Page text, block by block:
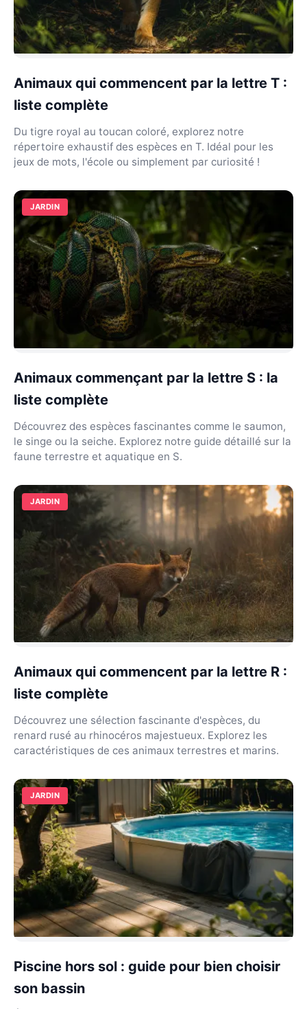
Animaux qui commencent par la lettre T :
liste complète
Du tigre royal au toucan coloré, explorez notre
répertoire exhaustif des espèces en T. Idéal pour les
jeux de mots, l'école ou simplement par curiosité !
JARDIN
Animaux commençant par la lettre S : la
liste complète
Découvrez des espèces fascinantes comme le saumon,
le singe ou la seiche. Explorez notre guide détaillé sur la
faune terrestre et aquatique en S.
JARDIN
Animaux qui commencent par la lettre R :
liste complète
Découvrez une sélection fascinante d'espèces, du
renard rusé au rhinocéros majestueux. Explorez les
caractéristiques de ces animaux terrestres et marins.
JARDIN
Piscine hors sol : guide pour bien choisir
son bassin